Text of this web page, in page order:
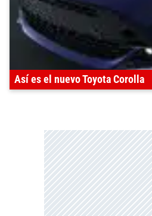
Así es el nuevo Toyota Corolla